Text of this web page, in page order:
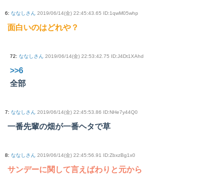
6: ななしさん 2019/06/14(金) 22:45:43.65 ID:1qwM05whp
面白いのはどれや？
72: ななしさん 2019/06/14(金) 22:53:42.75 ID:J4Dt1XAhd
>>6
全部
7: ななしさん 2019/06/14(金) 22:45:53.86 ID:NHe7y44Q0
一番先輩の畑が一番ヘタで草
8: ななしさん 2019/06/14(金) 22:45:56.91 ID:ZbxzBg1x0
サンデーに関して言えばわりと元から